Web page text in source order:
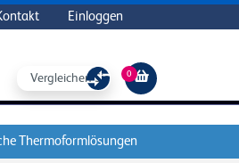
Einloggen
Vergleichen Sie 0
Thermoformlösungen